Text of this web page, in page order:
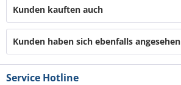
Kunden kauften auch
Kunden haben sich ebenfalls angesehen
Service Hotline